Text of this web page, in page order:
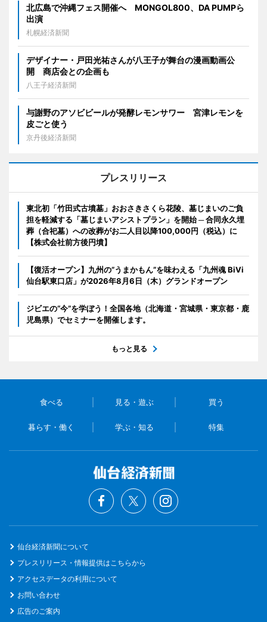
北広島で沖縄フェス開催へ MONGOL800、DA PUMPら
出演
札幌経済新聞
デザイナー・戸田光祐さんが八王子が舞台の漫画動画公
開 商店会との企画も
八王子経済新聞
与謝野のアソビビールが発酵レモンサワー 宮津レモンを
皮ごと使う
京丹後経済新聞
プレスリリース
東北初「竹田式古墳墓」おおさきさくら花陵、墓じまいのご負
担を軽減する「墓じまいアシストプラン」を開始 ─ 合同永久埋
葬（合祀墓）への改葬がお二人目以降100,000円（税込）に
【株式会社前方後円墳】
【復活オープン】九州の”うまかもん”を味わえる「九州魂 BiVi
仙台駅東口店」が2026年8月6日（木）グランドオープン
ジビエの“今”を学ぼう！全国各地（北海道・宮城県・東京都・鹿
児島県）でセミナーを開催します。
もっと見る
食べる 見る・遊ぶ 買う
暮らす・働く 学ぶ・知る 特集
仙台経済新聞について
プレスリリース・情報提供はこちらから
アクセスデータの利用について
お問い合わせ
広告のご案内